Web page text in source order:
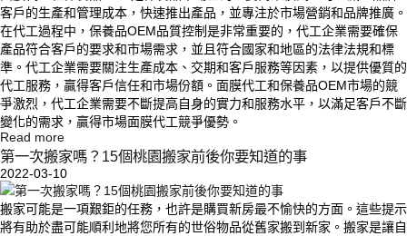
客戶的生產和管理成本，快速推出產品，並專注於市場營銷和品牌推廣。
在代工過程中，保養品OEM品質控制是非常重要的，代工企業需要確保
產品符合客戶的要求和市場需求，並且符合國家和地區的法律法規和標
準。代工企業需要關注生產成本、交期和客戶服務等因素，以提供優質的
代工服務，贏得客戶信任和市場份額。面膜代工和保養品OEM市場的競
爭激烈，代工企業需要不斷提高自身的實力和服務水平，以滿足客戶不斷
變化的需求，贏得市場面膜代工競爭優勢。
Read more
第一次搬家嗎？15個桃園搬家前後你要知道的事
2022-03-10
搬家可能是一項艱鉅的任務，也許是購買新房最不愉快的方面。這些提示
將有助於盡可能順利地將您所有的世俗物品從舊家搬到新家。搬家是讓自